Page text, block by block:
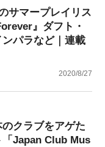
サマープレイリス
』ダフト・
パラなど｜連載
2020/8/27
クラブをアゲた
Japan Club Mus